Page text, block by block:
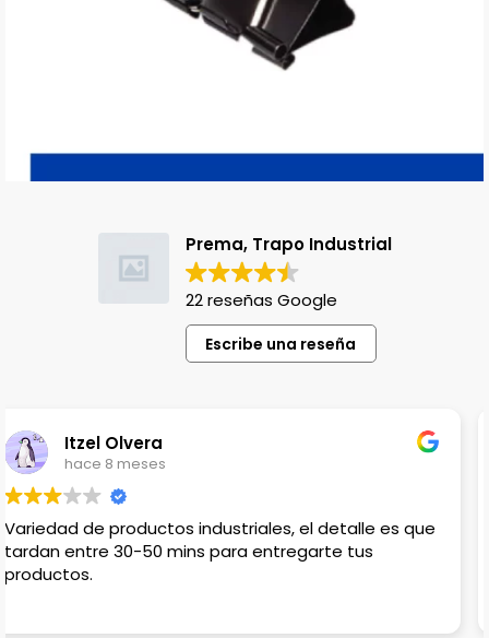
Prema, Trapo Industrial
22 reseñas Google
Escribe una reseña
Lili Lopez
hace 1 año
Venden productos que no en cualquier lado
encuentras, el único detalle es que no hay lugar para
estacionar, en la calle casi no hay porque hay